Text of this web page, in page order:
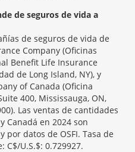
de seguros de vida a
de seguros de vida de
Company (Oficinas
Benefit Life Insurance
de Long Island, NY), y
of Canada (Oficina
400, Mississauga, ON,
Las ventas de cantidades
Canadá en 2024 son
por datos de OSFI. Tasa de
C$/U.S.$: 0.729927.